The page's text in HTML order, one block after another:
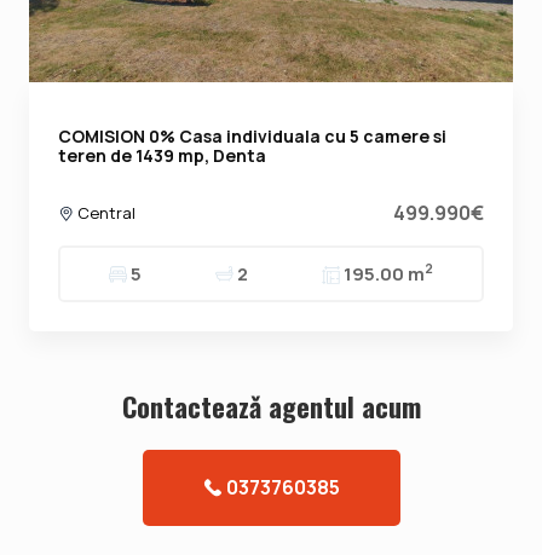
COMISION 0% Casa individuala cu 5 camere si
teren de 1439 mp, Denta
Central 499.990€
5 2 195.00 m2
Contacteazǎ agentul acum
0373760385